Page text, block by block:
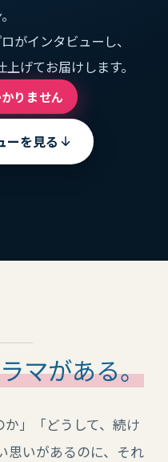
がインタビューし、
げてお届けします。
りません
ーを見る
マがある。
か」「どうして、続け
いがあるのに、それ